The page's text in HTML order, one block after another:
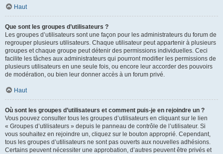
Haut
Que sont les groupes d’utilisateurs ?
Les groupes d’utilisateurs sont une façon pour les administrateurs du forum de
regrouper plusieurs utilisateurs. Chaque utilisateur peut appartenir à plusieurs
groupes et chaque groupe peut détenir des permissions individuelles. Ceci
facilite les tâches aux administrateurs qui pourront modifier les permissions de
plusieurs utilisateurs en une seule fois, ou encore leur accorder des pouvoirs
de modération, ou bien leur donner accès à un forum privé.
Haut
Où sont les groupes d’utilisateurs et comment puis-je en rejoindre un ?
Vous pouvez consulter tous les groupes d’utilisateurs en cliquant sur le lien
« Groupes d’utilisateurs » depuis le panneau de contrôle de l’utilisateur. Si
vous souhaitez en rejoindre un, cliquez sur le bouton approprié. Cependant,
tous les groupes d’utilisateurs ne sont pas ouverts aux nouvelles adhésions.
Certains peuvent nécessiter une approbation, d’autres peuvent être privés et